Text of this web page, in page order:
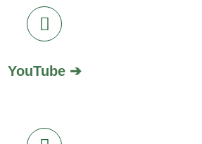
YouTube ➔